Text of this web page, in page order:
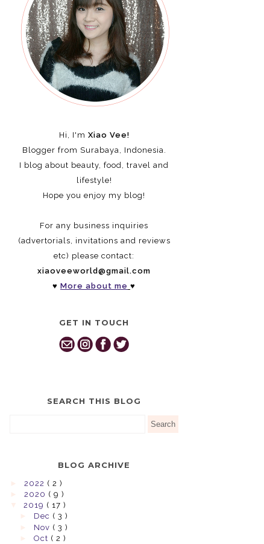
Hi, I'm Xiao Vee!
Blogger from Surabaya, Indonesia.
I blog about beauty, food, travel and
lifestyle!
Hope you enjoy my blog!
For any business inquiries
(advertorials, invitations and reviews
etc) please contact:
xiaoveeworld@gmail.com
♥ More about me ♥
GET IN TOUCH
SEARCH THIS BLOG
BLOG ARCHIVE
2022 ( 2 )
2020 ( 9 )
2019 ( 17 )
Dec ( 3 )
Nov ( 3 )
Oct ( 2 )